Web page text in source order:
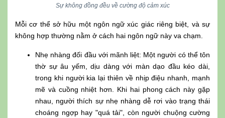
Sự không đồng đều về cường độ cảm xúc
Mỗi cơ thể sở hữu một ngôn ngữ xúc giác riêng biệt, và sự
không hợp thường nằm ở cách hai ngôn ngữ này va chạm.
Nhẹ nhàng đối đầu với mãnh liệt: Một người có thể tôn
thờ sự âu yếm, dịu dàng với màn dạo đầu kéo dài,
trong khi người kia lại thiên về nhịp điệu nhanh, mạnh
mẽ và cuồng nhiệt hơn. Khi hai phong cách này gặp
nhau, người thích sự nhẹ nhàng dễ rơi vào trạng thái
choáng ngợp hay "quá tải", còn người chuộng cường